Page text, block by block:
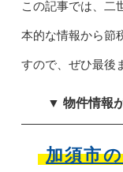
この記事では、二
本的な情報から節
すので、ぜひ最後
▼ 物件情報
加須市